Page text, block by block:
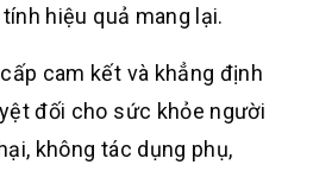
hiệu quả mang lại.
cam kết và khẳng định
đối cho sức khỏe người
không tác dụng phụ,